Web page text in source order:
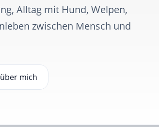
Alltag mit Hund, Welpen,
zwischen Mensch und
mich